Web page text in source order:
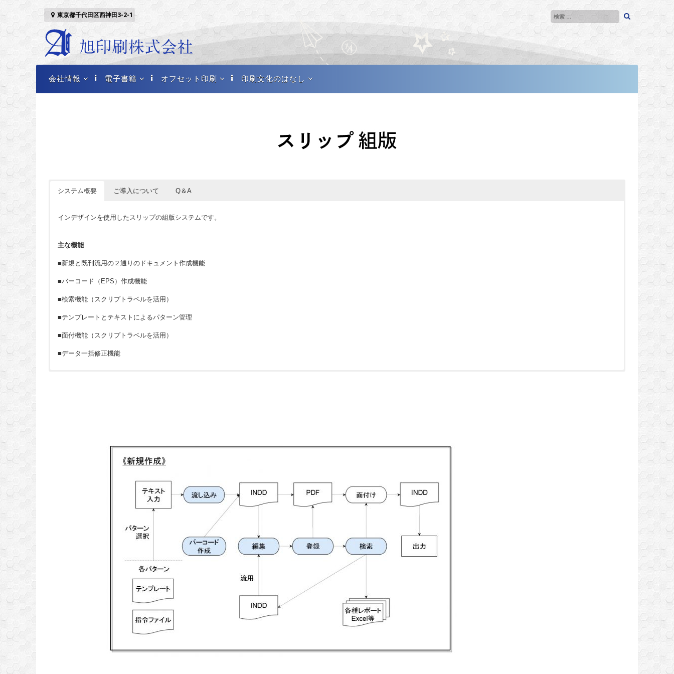
コンテンツへスキップ
東京都千代田区西神田3-2-1
会社情報
会社概要
電子書籍
EPUB
オフセット印刷
本文印刷
印刷文化のはなし
印刷文化のはなし
システム概要 ご導入について Q＆A
インデザインを使用したスリップの組版システムです。
主な機能
■新規と既刊流用の２通りのドキュメント作成機能
■バーコード（EPS）作成機能
■検索機能（スクリプトラベルを活用）
■テンプレートとテキストによるパターン管理
■面付機能（スクリプトラベルを活用）
■データ一括修正機能
【お問い合わせ】フォーム